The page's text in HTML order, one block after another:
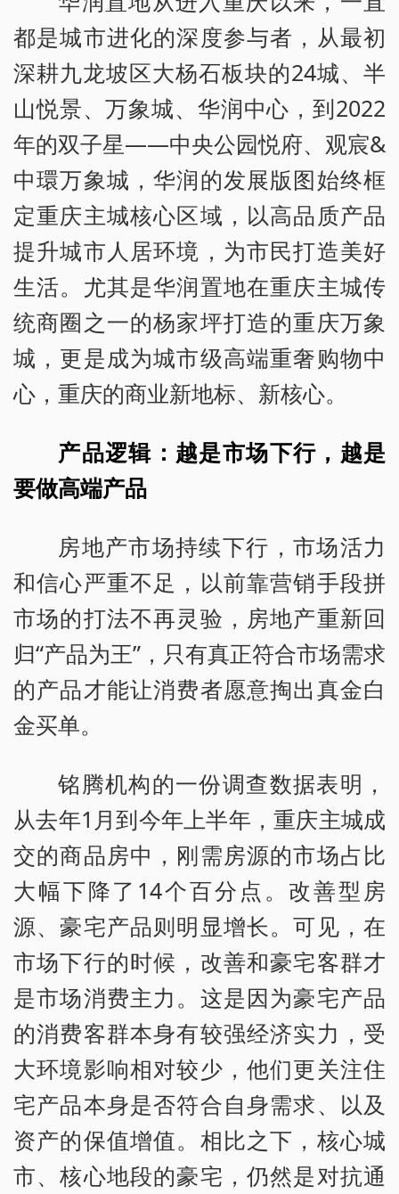
都是城市进化的深度参与者，从最初
深耕九龙坡区大杨石板块的24城、半
山悦景、万象城、华润中心，到2022
年的双子星——中央公园悦府、观宸&
中環万象城，华润的发展版图始终框
定重庆主城核心区域，以高品质产品
提升城市人居环境，为市民打造美好
生活。尤其是华润置地在重庆主城传
统商圈之一的杨家坪打造的重庆万象
城，更是成为城市级高端重奢购物中
心，重庆的商业新地标、新核心。
产品逻辑：越是市场下行，越是
要做高端产品
房地产市场持续下行，市场活力
和信心严重不足，以前靠营销手段拼
市场的打法不再灵验，房地产重新回
归“产品为王”，只有真正符合市场需求
的产品才能让消费者愿意掏出真金白
金买单。
铭腾机构的一份调查数据表明，
从去年1月到今年上半年，重庆主城成
交的商品房中，刚需房源的市场占比
大幅下降了14个百分点。改善型房
源、豪宅产品则明显增长。可见，在
市场下行的时候，改善和豪宅客群才
是市场消费主力。这是因为豪宅产品
的消费客群本身有较强经济实力，受
大环境影响相对较少，他们更关注住
宅产品本身是否符合自身需求、以及
资产的保值增值。相比之下，核心城
市、核心地段的豪宅，仍然是对抗通